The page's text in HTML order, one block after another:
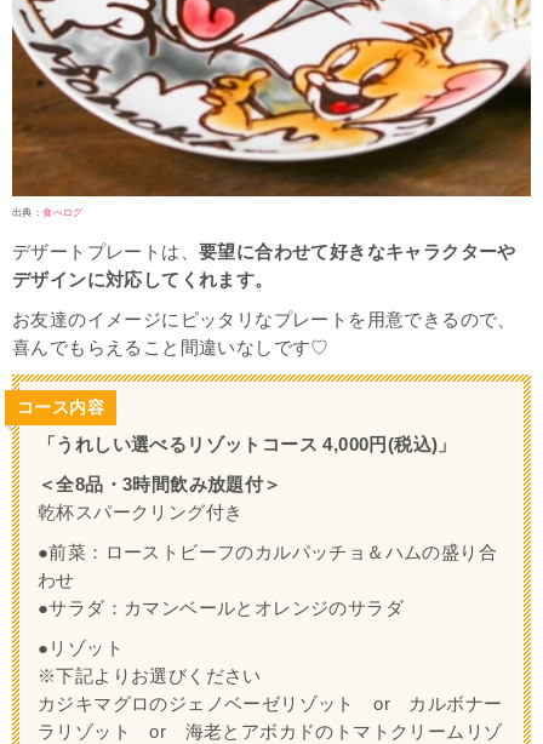
出典：食べログ
デザートプレートは、 要望に合わせて好きなキャラクターや
デザインに対応してくれます。
お友達のイメージにピッタリなプレートを用意できるので、
喜んでもらえること間違いなしです♡
コース内容
「うれしい選べるリゾットコース 4,000円(税込)」
＜全8品・3時間飲み放題付＞
乾杯スパークリング付き
●前菜：ローストビーフのカルパッチョ＆ハムの盛り合
わせ
●サラダ：カマンベールとオレンジのサラダ
●リゾット
※下記よりお選びください
カジキマグロのジェノベーゼリゾット or カルボナー
ラリゾット or 海老とアボカドのトマトクリームリゾ